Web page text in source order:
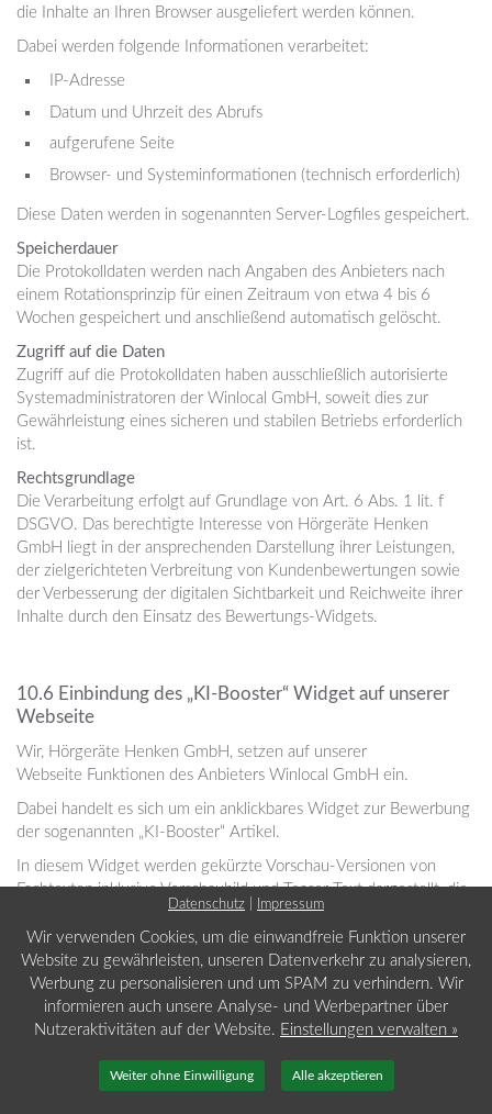
die Inhalte an Ihren Browser ausgeliefert werden können.
Dabei werden folgende Informationen verarbeitet:
IP-Adresse
Datum und Uhrzeit des Abrufs
aufgerufene Seite
Browser- und Systeminformationen (technisch erforderlich)
Diese Daten werden in sogenannten Server-Logfiles gespeichert.
Speicherdauer
Die Protokolldaten werden nach Angaben des Anbieters nach
einem Rotationsprinzip für einen Zeitraum von etwa 4 bis 6
Wochen gespeichert und anschließend automatisch gelöscht.
Zugriff auf die Daten
Zugriff auf die Protokolldaten haben ausschließlich autorisierte
Systemadministratoren der Winlocal GmbH, soweit dies zur
Gewährleistung eines sicheren und stabilen Betriebs erforderlich
ist.
Rechtsgrundlage
Die Verarbeitung erfolgt auf Grundlage von Art. 6 Abs. 1 lit. f
DSGVO. Das berechtigte Interesse von Hörgeräte Henken
GmbH liegt in der ansprechenden Darstellung ihrer Leistungen,
der zielgerichteten Verbreitung von Kundenbewertungen sowie
der Verbesserung der digitalen Sichtbarkeit und Reichweite ihrer
Inhalte durch den Einsatz des Bewertungs-Widgets.
10.6 Einbindung des „KI-Booster“ Widget auf unserer
Webseite
Wir, Hörgeräte Henken GmbH, setzen auf unserer
Webseite Funktionen des Anbieters Winlocal GmbH ein.
Dabei handelt es sich um ein anklickbares Widget zur Bewerbung
der sogenannten „KI-Booster“ Artikel.
In diesem Widget werden gekürzte Vorschau-Versionen von
Fachtexten inklusive Vorschaubild und Teaser-Text dargestellt, die
auf Artikel im KI-Booster-Magazin verlinken.
Funktionsweise und Datenerhebung
Das Widget wird als JavaScript-Element in die Webseite von
Hörgeräte Henken GmbH eingebunden. Sobald Sie eine Seite
aufrufen, die dieses Element enthält, werden Inhalte und Design-
Vorlagen direkt von den Servern der Winlocal GmbH geladen.
Im „KI-Booster“ Widget werden folgende Inhalte angezeigt:
Vorschaubilder
Datenschutz Impressum
Wir verwenden Cookies, um die einwandfreie Funktion unserer
Website zu gewährleisten, unseren Datenverkehr zu analysieren,
Werbung zu personalisieren und um SPAM zu verhindern. Wir
informieren auch unsere Analyse- und Werbepartner über
Nutzeraktivitäten auf der Website. Einstellungen verwalten »
Weiter ohne Einwilligung Alle akzeptieren